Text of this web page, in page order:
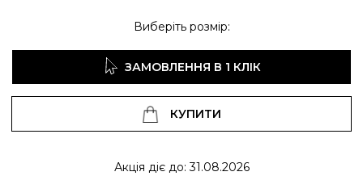
Виберіть розмір:
ЗАМОВЛЕННЯ В 1 КЛІК
КУПИТИ
Акція діє до: 31.08.2026